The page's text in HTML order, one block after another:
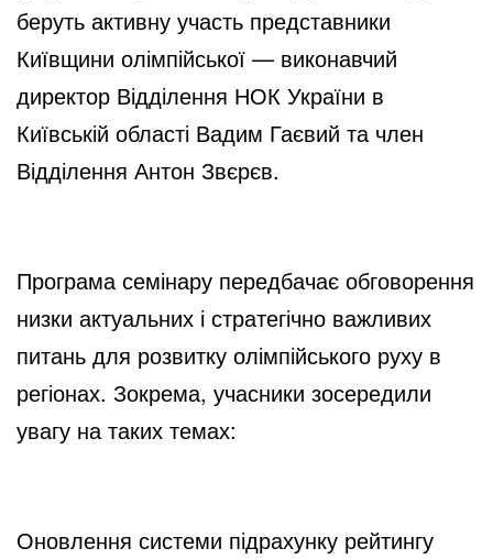
беруть активну участь представники
Київщини олімпійської — виконавчий
директор Відділення НОК України в
Київській області Вадим Гаєвий та член
Відділення Антон Звєрєв.
Програма семінару передбачає обговорення
низки актуальних і стратегічно важливих
питань для розвитку олімпійського руху в
регіонах. Зокрема, учасники зосередили
увагу на таких темах:
Оновлення системи підрахунку рейтингу